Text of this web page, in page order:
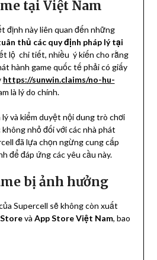
tại Việt Nam
định này liên quan đến những
thủ các quy định pháp lý tại
lộ chi tiết, nhiều ý kiến cho rằng
hành game quốc tế phải có giấy
https://sunwin.claims/no-hu-
là lý do chính.
và kiểm duyệt nội dung trò chơi
nhỏ đối với các nhà phát
đã lựa chọn ngừng cung cấp
để đáp ứng các yêu cầu này.
bị ảnh hưởng
Supercell sẽ không còn xuất
và App Store Việt Nam, bao